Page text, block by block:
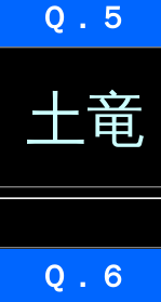
Ｑ．５
土竜
Ｑ．６